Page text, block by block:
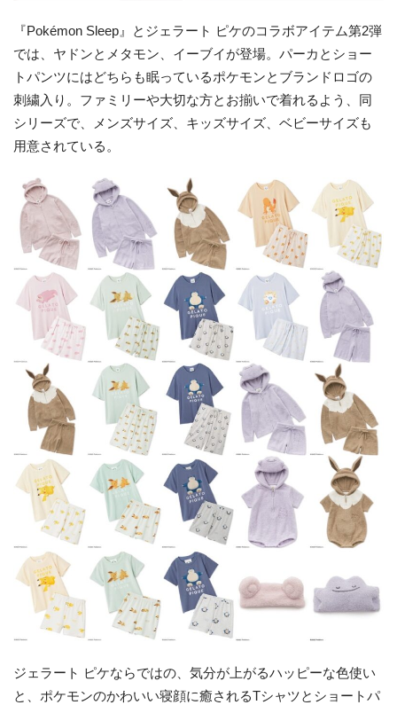
『Pokémon Sleep』とジェラート ピケのコラボアイテム第2弾
では、ヤドンとメタモン、イーブイが登場。パーカとショー
トパンツにはどちらも眠っているポケモンとブランドロゴの
刺繍入り。ファミリーや大切な方とお揃いで着れるよう、同
シリーズで、メンズサイズ、キッズサイズ、ベビーサイズも
用意されている。
ジェラート ピケならではの、気分が上がるハッピーな色使い
と、ポケモンのかわいい寝顔に癒されるTシャツとショートパ